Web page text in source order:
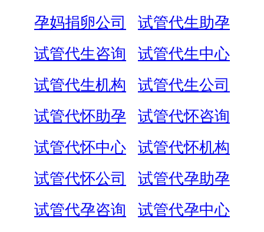
孕妈捐卵公司
试管代生助孕
试管代生咨询
试管代生中心
试管代生机构
试管代生公司
试管代怀助孕
试管代怀咨询
试管代怀中心
试管代怀机构
试管代怀公司
试管代孕助孕
试管代孕咨询
试管代孕中心